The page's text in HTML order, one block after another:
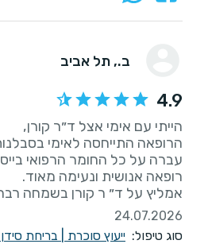
ב., תל אביב
4.9
אמליץ על ד״ ר קורן בשמחה
24.07.2026
סוג טיפול: ייעוץ סוכרת בריחת